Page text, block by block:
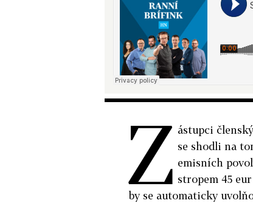
Z ástupci
se shodli na
emisních
stropem 45
by se automaticky